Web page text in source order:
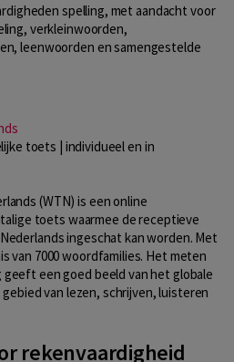
spelling, met aandacht voor
verkleinwoorden,
leenwoorden en samengestelde
toets | individueel en in
(WTN) is een online
toets waarmee de receptieve
ingeschat kan worden. Met
van 7000 woordfamilies. Het meten
een goed beeld van het globale
van lezen, schrijven, luisteren
rekenvaardigheid